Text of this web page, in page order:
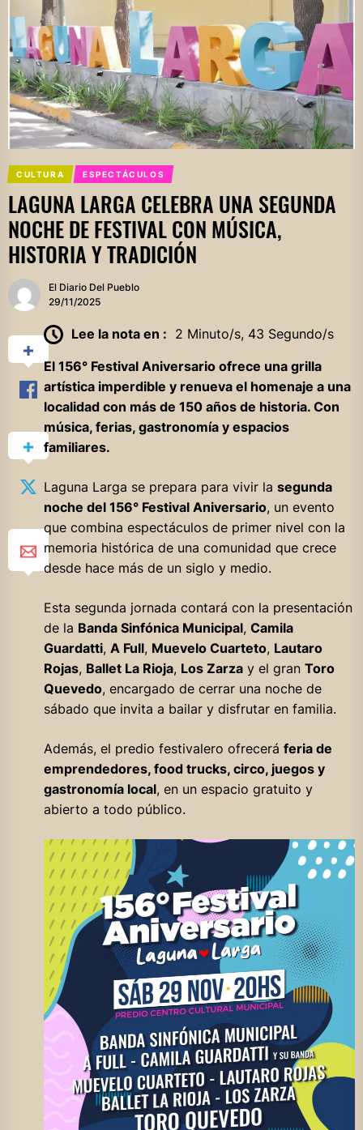
CULTURA ESPECTÁCULOS
LAGUNA LARGA CELEBRA UNA SEGUNDA
NOCHE DE FESTIVAL CON MÚSICA,
HISTORIA Y TRADICIÓN
El Diario Del Pueblo
29/11/2025
Lee la nota en : 2 Minuto/s, 43 Segundo/s
El 156° Festival Aniversario ofrece una grilla
artística imperdible y renueva el homenaje a una
localidad con más de 150 años de historia. Con
música, ferias, gastronomía y espacios
familiares.
Laguna Larga se prepara para vivir la segunda
noche del 156° Festival Aniversario, un evento
que combina espectáculos de primer nivel con la
memoria histórica de una comunidad que crece
desde hace más de un siglo y medio.
Esta segunda jornada contará con la presentación
de la Banda Sinfónica Municipal, Camila
Guardatti, A Full, Muevelo Cuarteto, Lautaro
Rojas, Ballet La Rioja, Los Zarzay el gran Toro
Quevedo, encargado de cerrar una noche de
sábado que invita a bailar y disfrutar en familia.
Además, el predio festivalero ofrecerá feria de
emprendedores, food trucks, circo, juegos y
gastronomía local, en un espacio gratuito y
abierto a todo público.